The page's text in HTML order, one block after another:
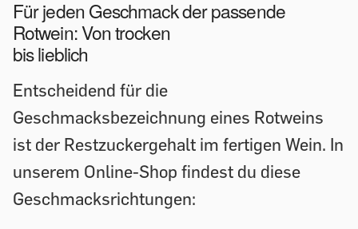
Für jeden Geschmack der passende
Rotwein: Von trocken
bis lieblich
Entscheidend für die
Geschmacksbezeichnung eines Rotweins
ist der Restzuckergehalt im fertigen Wein. In
unserem Online-Shop findest du diese
Geschmacksrichtungen: